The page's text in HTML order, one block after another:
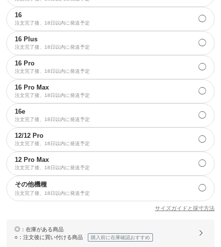
16
注文完了後、18日以内に発送予定 ◯
16 Plus
注文完了後、18日以内に発送予定 ◯
16 Pro
注文完了後、18日以内に発送予定 ◯
16 Pro Max
注文完了後、18日以内に発送予定 ◯
16e
注文完了後、18日以内に発送予定 ◯
12/12 Pro
注文完了後、18日以内に発送予定 ◯
12 Pro Max
注文完了後、18日以内に発送予定 ◯
その他機種
注文完了後、18日以内に発送予定
◯
サイズガイドと採寸方法
◎ ：在庫がある商品
○ ：注文後に買い付ける商品 購入前に在庫確認おすすめ